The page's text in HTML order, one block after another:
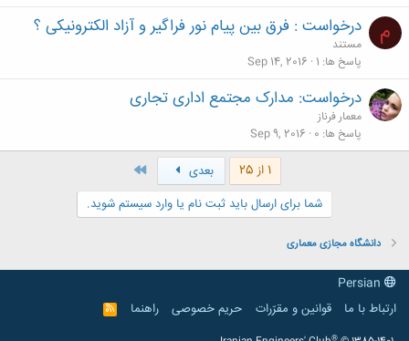
م درخواست : فرق بین پیام نور فراگیر و آزاد الکترونیکی ؟
مستند
پاسخ ها 1
Sep 14, 2016
درخواست: مدارک مجتمع اداری تجاری
معمار فرناز
پاسخ ها 0
Sep 9, 2016
1 از 25 بعدی
شما برای ارسال باید ثبت نام یا وارد سیستم شوید.
دانشگاه مجازی معماری
ارتباط با ما
قوانین و مقرّرات حریم خصوصی راهنما
R
S
®